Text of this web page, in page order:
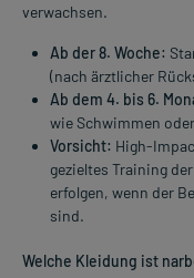
verwachsen.
Ab der 8. Woche:
(nach ärztlicher
Ab dem 4. bis 6.
wie Schwimmen
Vorsicht: High-
gezieltes Training
erfolgen, wenn der
sind.
Welche Kleidung ist